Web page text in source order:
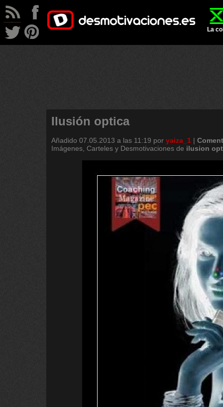
La
Ilusión optica
Añadido 07.05.2013 a las 11:19 por yaiza_1 |
Imágenes, Carteles y Desmotivaciones de ilusion